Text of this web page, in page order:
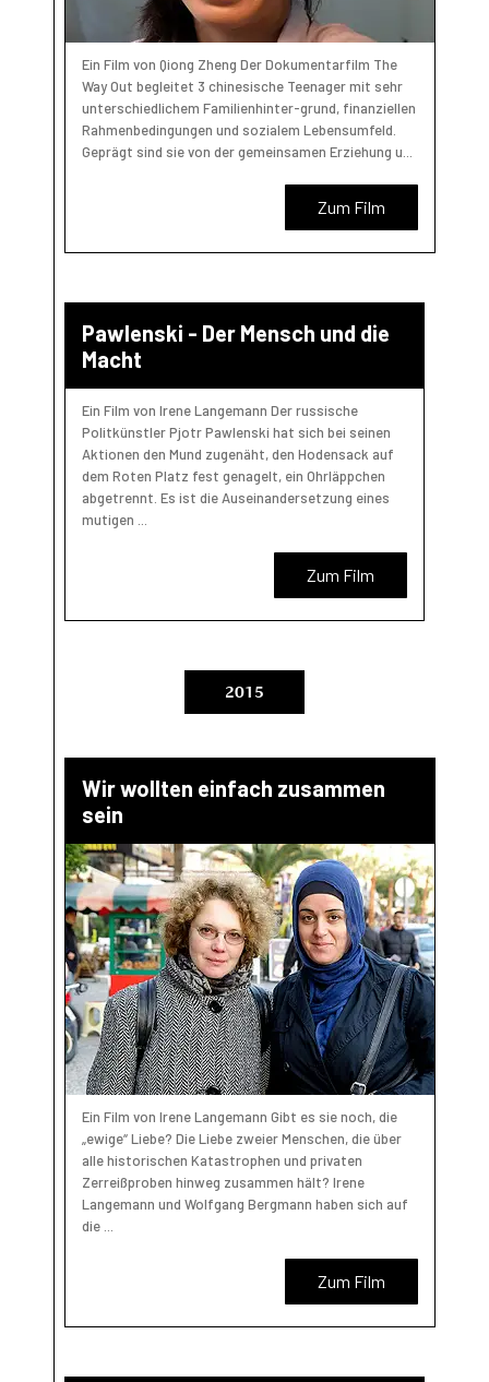
Ein Film von Qiong Zheng Der Dokumentarfilm The
Way Out begleitet 3 chinesische Teenager mit sehr
unterschiedlichem Familienhinter-grund, finanziellen
Rahmenbedingungen und sozialem Lebensumfeld.
Geprägt sind sie von der gemeinsamen Erziehung u...
Zum Film
Pawlenski - Der Mensch und die
Macht
Ein Film von Irene Langemann Der russische
Politkünstler Pjotr Pawlenski hat sich bei seinen
Aktionen den Mund zugenäht, den Hodensack auf
dem Roten Platz fest genagelt, ein Ohrläppchen
abgetrennt. Es ist die Auseinandersetzung eines
mutigen ...
Zum Film
2015
Wir wollten einfach zusammen
sein
Ein Film von Irene Langemann Gibt es sie noch, die
„ewige“ Liebe? Die Liebe zweier Menschen, die über
alle historischen Katastrophen und privaten
Zerreißproben hinweg zusammen hält? Irene
Langemann und Wolfgang Bergmann haben sich auf
die ...
Zum Film